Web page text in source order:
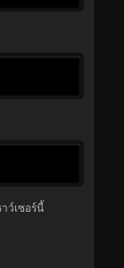
ว์เซอร์นี้